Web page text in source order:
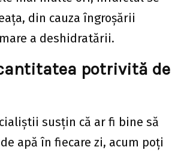
din cauza îngroșării
a deshidratării.
potrivită de
susțin că ar fi bine să
apă în fiecare zi, acum poți